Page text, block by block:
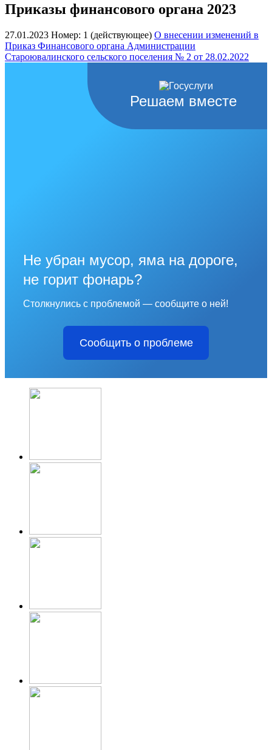
Приказы финансового органа 2023
27.01.2023 Номер: 1 (действующее) О внесении изменений в
Приказ Финансового органа Администрации
Староювалинского сельского поселения № 2 от 28.02.2022
Решаем вместе
Не убран мусор, яма на дороге,
не горит фонарь?
Столкнулись с проблемой — сообщите о ней!
Сообщить о проблеме